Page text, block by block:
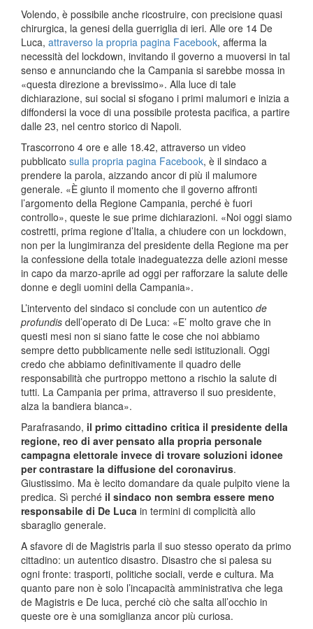
Volendo, è possibile anche ricostruire, con precisione quasi
chirurgica, la genesi della guerriglia di ieri. Alle ore 14 De
Luca, attraverso la propria pagina Facebook, afferma la
necessità del lockdown, invitando il governo a muoversi in tal
senso e annunciando che la Campania si sarebbe mossa in
«questa direzione a brevissimo». Alla luce di tale
dichiarazione, sui social si sfogano i primi malumori e inizia a
diffondersi la voce di una possibile protesta pacifica, a partire
dalle 23, nel centro storico di Napoli.
Trascorrono 4 ore e alle 18.42, attraverso un video
pubblicato sulla propria pagina Facebook, è il sindaco a
prendere la parola, aizzando ancor di più il malumore
generale. «È giunto il momento che il governo affronti
l’argomento della Regione Campania, perché è fuori
controllo», queste le sue prime dichiarazioni. «Noi oggi siamo
costretti, prima regione d’Italia, a chiudere con un lockdown,
non per la lungimiranza del presidente della Regione ma per
la confessione della totale inadeguatezza delle azioni messe
in capo da marzo-aprile ad oggi per rafforzare la salute delle
donne e degli uomini della Campania».
L’intervento del sindaco si conclude con un autentico de
profundis dell’operato di De Luca: «E’ molto grave che in
questi mesi non si siano fatte le cose che noi abbiamo
sempre detto pubblicamente nelle sedi istituzionali. Oggi
credo che abbiamo definitivamente il quadro delle
responsabilità che purtroppo mettono a rischio la salute di
tutti. La Campania per prima, attraverso il suo presidente,
alza la bandiera bianca».
Parafrasando, il primo cittadino critica il presidente della
regione, reo di aver pensato alla propria personale
campagna elettorale invece di trovare soluzioni idonee
per contrastare la diffusione del coronavirus.
Giustissimo. Ma è lecito domandare da quale pulpito viene la
predica. Sì perché il sindaco non sembra essere meno
responsabile di De Luca in termini di complicità allo
sbaraglio generale.
A sfavore di de Magistris parla il suo stesso operato da primo
cittadino: un autentico disastro. Disastro che si palesa su
ogni fronte: trasporti, politiche sociali, verde e cultura. Ma
quanto pare non è solo l’incapacità amministrativa che lega
de Magistris e De luca, perché ciò che salta all’occhio in
queste ore è una somiglianza ancor più curiosa.